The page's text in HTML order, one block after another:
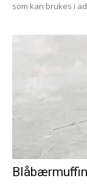
som kan brukes i